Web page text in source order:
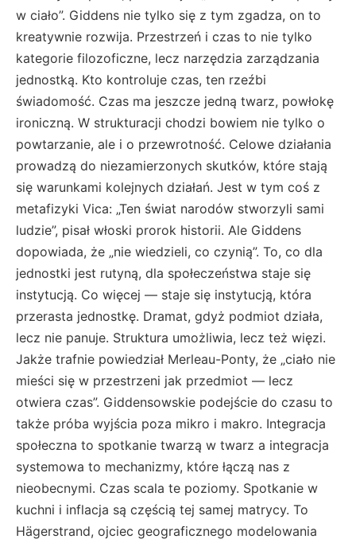
w ciało”. Giddens nie tylko się z tym zgadza, on to
kreatywnie rozwija. Przestrzeń i czas to nie tylko
kategorie filozoficzne, lecz narzędzia zarządzania
jednostką. Kto kontroluje czas, ten rzeźbi
świadomość. Czas ma jeszcze jedną twarz, powłokę
ironiczną. W strukturacji chodzi bowiem nie tylko o
powtarzanie, ale i o przewrotność. Celowe działania
prowadzą do niezamierzonych skutków, które stają
się warunkami kolejnych działań. Jest w tym coś z
metafizyki Vica: „Ten świat narodów stworzyli sami
ludzie”, pisał włoski prorok historii. Ale Giddens
dopowiada, że „nie wiedzieli, co czynią”. To, co dla
jednostki jest rutyną, dla społeczeństwa staje się
instytucją. Co więcej — staje się instytucją, która
przerasta jednostkę. Dramat, gdyż podmiot działa,
lecz nie panuje. Struktura umożliwia, lecz też więzi.
Jakże trafnie powiedział Merleau-Ponty, że „ciało nie
mieści się w przestrzeni jak przedmiot — lecz
otwiera czas”. Giddensowskie podejście do czasu to
także próba wyjścia poza mikro i makro. Integracja
społeczna to spotkanie twarzą w twarz a integracja
systemowa to mechanizmy, które łączą nas z
nieobecnymi. Czas scala te poziomy. Spotkanie w
kuchni i inflacja są częścią tej samej matrycy. To
Hägerstrand, ojciec geograficznego modelowania